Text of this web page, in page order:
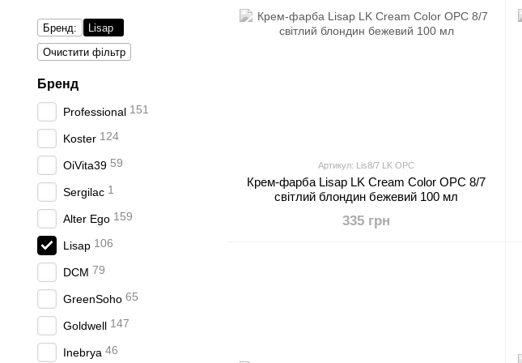
Артикул: Lis8/7 LK OPC
Крем-фарба Lisap LK Cream Color OPC 8/7
світлий блондин бежевий 100 мл
335 грн
Бренд:
Lisap
Очистити фільтр
Бренд
Professional 151
Koster 124
OiVita39 59
Sergilac 1
Alter Ego 159
Lisap 106
DCM 79
GreenSoho 65
Goldwell 147
Inebrya 46